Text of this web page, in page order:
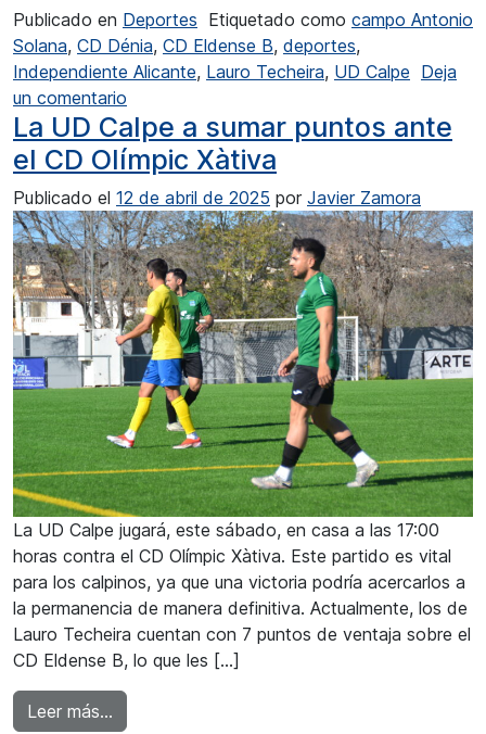
Publicado en Deportes Etiquetado como campo Antonio
Solana, CD Dénia, CD Eldense B, deportes,
Independiente Alicante, Lauro Techeira, UD Calpe Deja
un comentario
La UD Calpe a sumar puntos ante
el CD Olímpic Xàtiva
Publicado el 12 de abril de 2025 por Javier Zamora
La UD Calpe jugará, este sábado, en casa a las 17:00
horas contra el CD Olímpic Xàtiva. Este partido es vital
para los calpinos, ya que una victoria podría acercarlos a
la permanencia de manera definitiva. Actualmente, los de
Lauro Techeira cuentan con 7 puntos de ventaja sobre el
CD Eldense B, lo que les […]
Leer más…